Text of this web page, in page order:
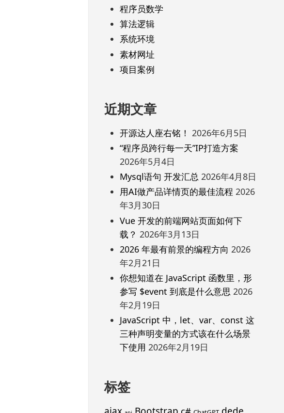
程序员数学
算法逻辑
系统环境
素材网址
项目案例
近期文章
开源达人座右铭！ 2026年6月5日
“程序员跨行每一天”IP打造方案
2026年5月4日
Mysql语句 开发汇总 2026年4月8日
用AI做产品详情页的最佳流程 2026
年3月30日
Vue 开发的前端网站页面如何下
载？ 2026年3月13日
2026 年最有前景的编程方向 2026
年2月21日
你想知道在 JavaScript 函数里，形
参写 $event 到底是什么意思 2026
年2月19日
JavaScript 中，let、var、const 这
三种声明变量的方式该在什么场景
下使用 2026年2月19日
标签